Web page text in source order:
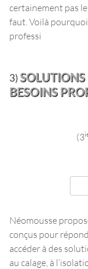
certainement pas
faut. Voilà
professi
3)SOLUTIONS
BESOINS
(3
Néomousse
conçus pour
accéder à des
au calage, à